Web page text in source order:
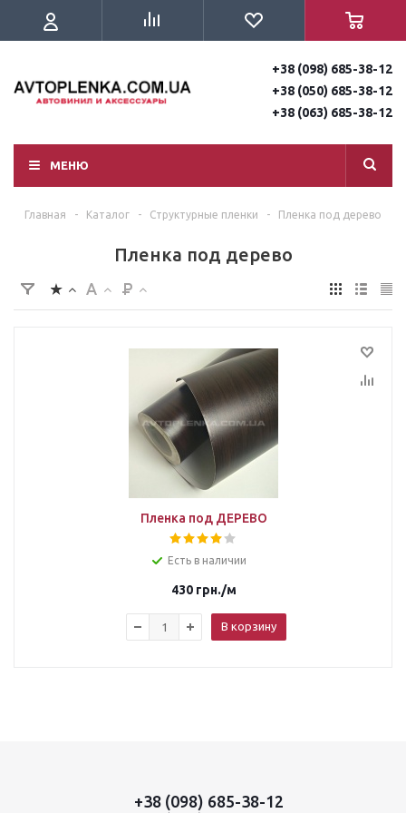
+38 (098) 685-38-12
+38 (050) 685-38-12
+38 (063) 685-38-12
МЕНЮ
Главная - Каталог - Структурные пленки - Пленка под дерево
Пленка под дерево
Пленка под ДЕРЕВО
Есть в наличии
430грн./м
В корзину
+38 (098) 685-38-12